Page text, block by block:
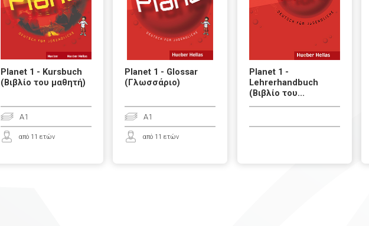
Planet 1 - Kursbuch
(Βιβλίο του μαθητή)
A1
από 11 ετών
Planet 1 - Glossar
(Γλωσσάριο)
A1
από 11 ετών
Planet 1 -
Lehrerhandbuch
(Βιβλίο του...